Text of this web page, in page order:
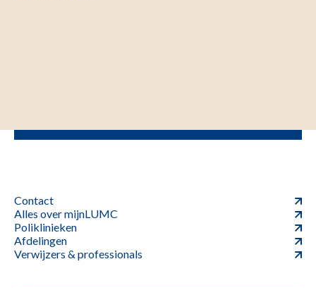
Contact
Alles over mijnLUMC
Poliklinieken
Afdelingen
Verwijzers & professionals